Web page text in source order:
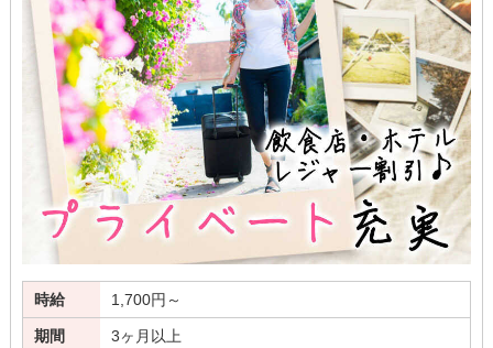
時給 1,700円～
期間 3ヶ月以上